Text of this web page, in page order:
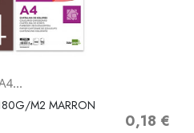
M2 MARRON
Precio
0,18 €